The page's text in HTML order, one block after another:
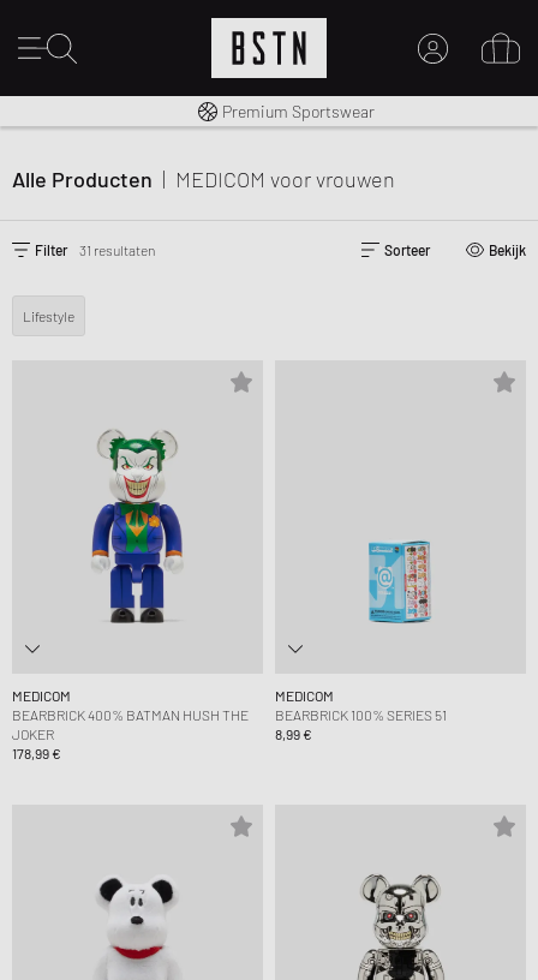
MIJN ACCOUNT
MAAK EEN ACCOUNT AAN
Gratis verzending naar NL vanaf € 100
Premium Sportswear
Alle Producten | MEDICOM voor vrouwen
Filter 31 resultaten Sorteer Bekijk
Lifestyle
MEDICOM
BEARBRICK 400% BATMAN HUSH THE
JOKER
178,99 €
MEDICOM
BEARBRICK 100% SERIES 51
8,99 €